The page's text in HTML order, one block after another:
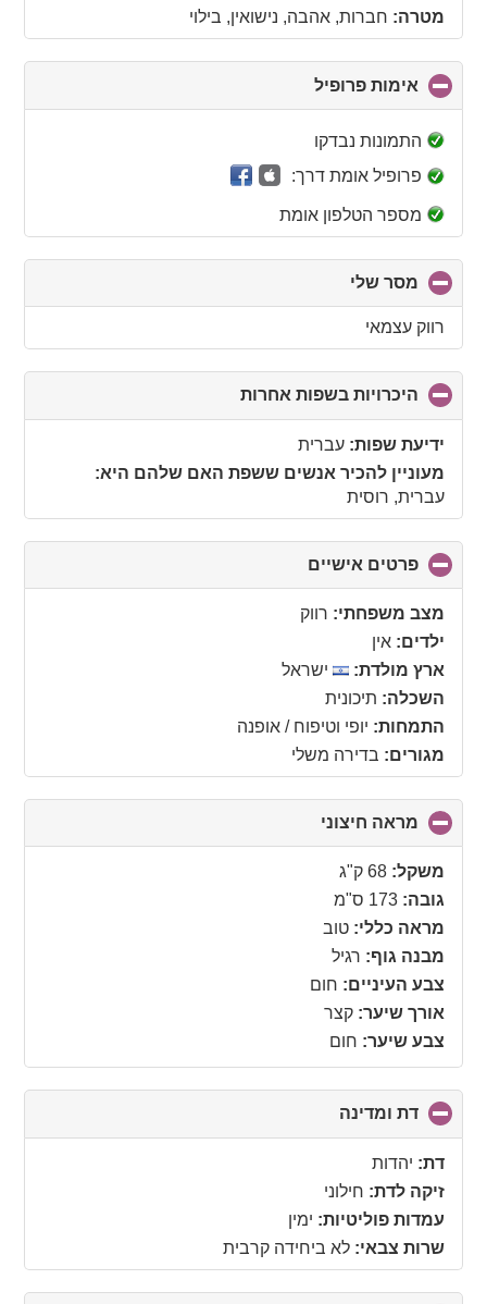
מטרה: חברות, אהבה, נישואין, בילוי
אימות פרופיל
to
התמונות נבדקו
פרופיל אומת דרך:
מספר הטלפון אומת
מסר שלי
to
contents
רווק עצמאי
היכרויות בשפות אחרות
to
ידיעת שפות: עברית
מעוניין להכיר אנשים ששפת האם שלהם היא:
עברית, רוסית
פרטים אישיים
to
collapse
מצב משפחתי: רווק
ילדים: אין
ארץ מולדת:
ישראל
השכלה: תיכונית
התמחות: יופי וטיפוח / אופנה
מגורים: בדירה משלי
מראה חיצוני
to
משקל: 68 ק"ג
גובה: 173 ס"מ
מראה כללי: טוב
מבנה גוף: רגיל
צבע העיניים: חום
אורך שיער: קצר
צבע שיער: חום
דת ומדינה
to
דת: יהדות
זיקה לדת: חילוני
עמדות פוליטיות: ימין
שרות צבאי: לא ביחידה קרבית